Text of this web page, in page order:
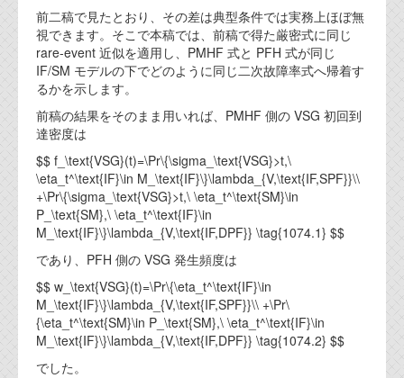
前二稿で見たとおり、その差は典型条件では実務上ほぼ無
視できます。そこで本稿では、前稿で得た厳密式に同じ
rare-event 近似を適用し、PMHF 式と PFH 式が同じ
IF/SM モデルの下でどのように同じ二次故障率式へ帰着す
るかを示します。
前稿の結果をそのまま用いれば、PMHF 側の VSG 初回到
達密度は
$$ f_\text{VSG}(t)=\Pr\{\sigma_\text{VSG}>t,\
\eta_t^\text{IF}\in M_\text{IF}\}\lambda_{V,\text{IF,SPF}}\\
+\Pr\{\sigma_\text{VSG}>t,\ \eta_t^\text{SM}\in
P_\text{SM},\ \eta_t^\text{IF}\in
M_\text{IF}\}\lambda_{V,\text{IF,DPF}} \tag{1074.1} $$
であり、PFH 側の VSG 発生頻度は
$$ w_\text{VSG}(t)=\Pr\{\eta_t^\text{IF}\in
M_\text{IF}\}\lambda_{V,\text{IF,SPF}}\\ +\Pr\
{\eta_t^\text{SM}\in P_\text{SM},\ \eta_t^\text{IF}\in
M_\text{IF}\}\lambda_{V,\text{IF,DPF}} \tag{1074.2} $$
でした。